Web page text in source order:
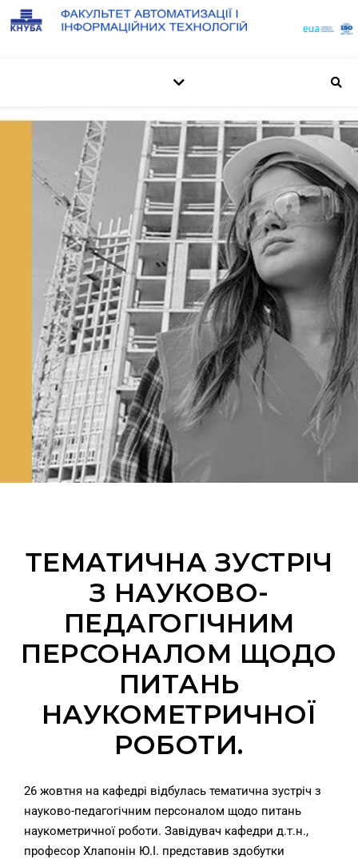
ТЕМАТИЧНА ЗУСТРІЧ
З НАУКОВО-
ПЕДАГОГІЧНИМ
ПЕРСОНАЛОМ ЩОДО
ПИТАНЬ
НАУКОМЕТРИЧНОЇ
РОБОТИ.
26 жовтня на кафедрі відбулась тематична зустріч з
науково-педагогічним персоналом щодо питань
наукометричної роботи. Завідувач кафедри д.т.н.,
професор Хлапонін Ю.І. представив здобутки